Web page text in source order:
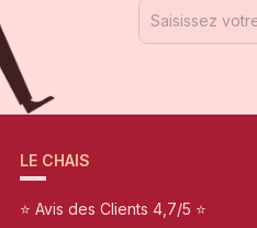
LE CHAIS
⭐ Avis des Clients 4,7/5 ⭐